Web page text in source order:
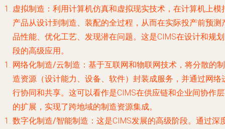
虚拟制造 ：利用计算机仿真和虚拟现实技术，在计算机上模
产品从设计到制造、装配的全过程，从而在实际投产前预测
品性能、优化工艺、发现潜在问题。这是CIMS在设计和规
段的高级应用。
网络化制造/云制造 ：基于互联网和物联网技术，将分散的制
造资源（设计能力、设备、软件）封装成服务，并通过网络
行协同和共享。这可以看作是CIMS在供应链和企业间协作
的扩展，实现了跨地域的制造资源集成。
数字化制造/智能制造 ：这是CIMS发展的高级阶段。通过深